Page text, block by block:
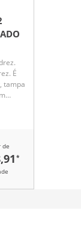
É
tampa
de
*